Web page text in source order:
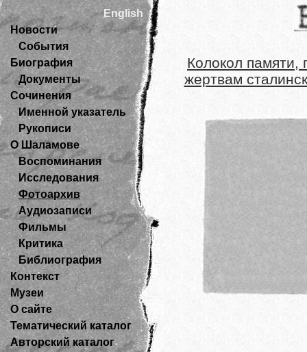
English
Новости
События
Биография
Документы
Сочинения
Именной указатель
Рукописи
О Шаламове
Воспоминания
Исследования
Фотоархив
Аудиозаписи
Фильмы
Критика
Библиография
Контекст
Музеи
О сайте
Тематический каталог
Авторский каталог
Колокол памяти,
жертвам